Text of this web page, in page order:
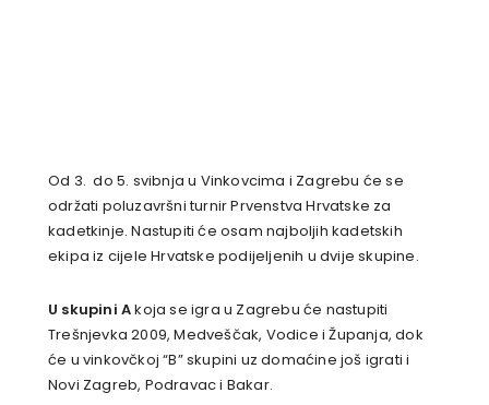
Od 3. do 5. svibnja u Vinkovcima i Zagrebu će se
održati poluzavršni turnir Prvenstva Hrvatske za
kadetkinje. Nastupiti će osam najboljih kadetskih
ekipa iz cijele Hrvatske podijeljenih u dvije skupine.
U skupini Akoja se igra u Zagrebu će nastupiti
Trešnjevka 2009, Medveščak, Vodice i Županja, dok
će u vinkovčkoj “B” skupini uz domaćine još igrati i
Novi Zagreb, Podravac i Bakar.